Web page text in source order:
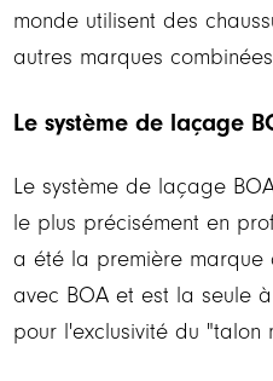
monde utilisent des
autres marques
Le système de laçage
Le système de laçage
le plus précisément en
a été la première
avec BOA et est la seule
pour l'exclusivité du "talon